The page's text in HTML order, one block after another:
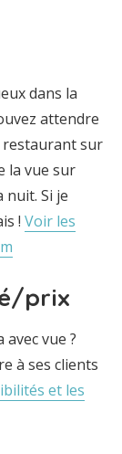
dans la
attendre
restaurant sur
la vue sur
nuit. Si je
! Voir les
prix
vue ?
à ses clients
et les